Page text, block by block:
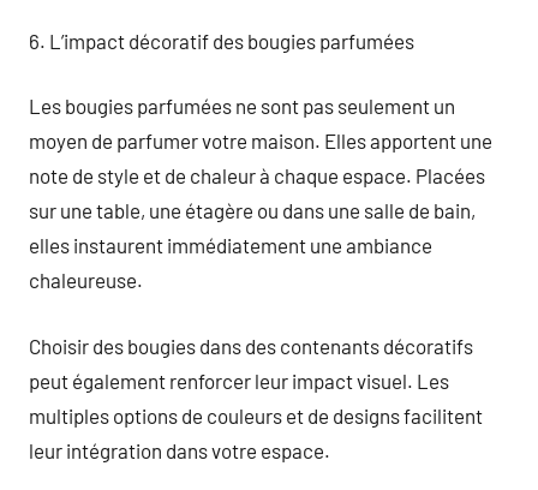
6. L’impact décoratif des bougies parfumées
Les bougies parfumées ne sont pas seulement un
moyen de parfumer votre maison. Elles apportent une
note de style et de chaleur à chaque espace. Placées
sur une table, une étagère ou dans une salle de bain,
elles instaurent immédiatement une ambiance
chaleureuse.
Choisir des bougies dans des contenants décoratifs
peut également renforcer leur impact visuel. Les
multiples options de couleurs et de designs facilitent
leur intégration dans votre espace.